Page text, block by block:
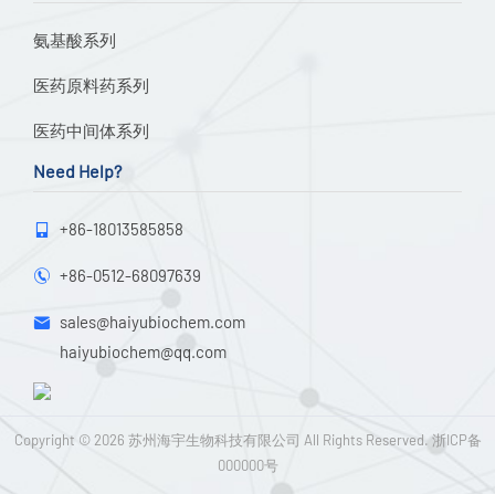
氨基酸系列
医药原料药系列
医药中间体系列
Need Help?
 +86-18013585858
 +86-0512-68097639
 sales@haiyubiochem.com
haiyubiochem@qq.com
Copyright © 2026 苏州海宇生物科技有限公司 All Rights Reserved.浙ICP备
000000号